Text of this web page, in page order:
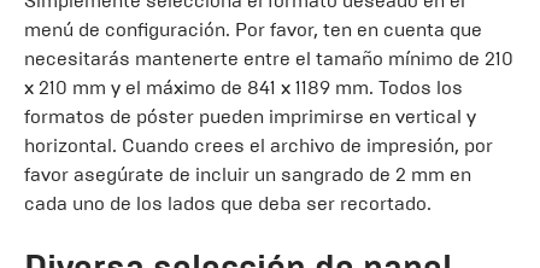
menú de configuración. Por favor, ten en cuenta que
necesitarás mantenerte entre el tamaño mínimo de 210
x 210 mm y el máximo de 841 x 1189 mm. Todos los
formatos de póster pueden imprimirse en vertical y
horizontal. Cuando crees el archivo de impresión, por
favor asegúrate de incluir un sangrado de 2 mm en
cada uno de los lados que deba ser recortado.